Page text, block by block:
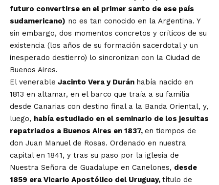
futuro convertirse en el primer santo de ese país
sudamericano) no es tan conocido en la Argentina. Y
sin embargo, dos momentos concretos y críticos de su
existencia (los años de su formación sacerdotal y un
inesperado destierro) lo sincronizan con la Ciudad de
Buenos Aires.
El venerable Jacinto Vera y Durán había nacido en
1813 en altamar, en el barco que traía a su familia
desde Canarias con destino final a la Banda Oriental, y,
luego, había estudiado en el seminario de los jesuitas
repatriados a Buenos Aires en 1837, en tiempos de
don Juan Manuel de Rosas. Ordenado en nuestra
capital en 1841, y tras su paso por la iglesia de
Nuestra Señora de Guadalupe en Canelones, desde
1859 era Vicario Apostólico del Uruguay, título de